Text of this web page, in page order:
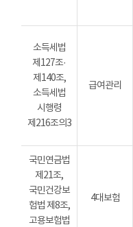
소득세법
제127조·
제140조,
소득세법
시행령
제216조의3
급여관리
국민연금법
제21조,
국민건강보
험법 제8조,
고용보험법
4대보험